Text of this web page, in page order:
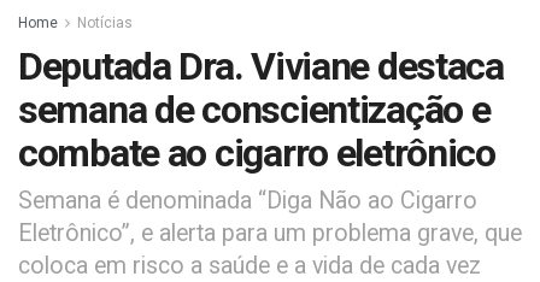
Home Notícias
Deputada Dra. Viviane destaca
semana de conscientização e
combate ao cigarro eletrônico
Semana é denominada “Diga Não ao Cigarro
Eletrônico”, e alerta para um problema grave, que
coloca em risco a saúde e a vida de cada vez